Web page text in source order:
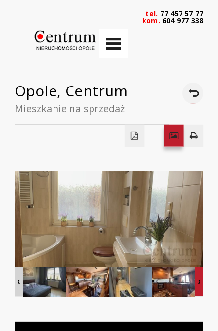
tel. 77 457 57 77
kom. 604 977 338
Opole, Centrum
Mieszkanie na sprzedaż